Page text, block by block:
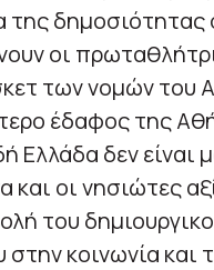
δημοσιότητας
οι
των νομών του
έδαφος της
Ελλάδα δεν είναι
και οι νησιώτες
του
στην κοινωνία και